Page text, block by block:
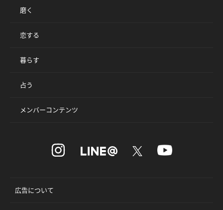
磨く
恋する
暮らす
占う
メンバーコンテンツ
広告について